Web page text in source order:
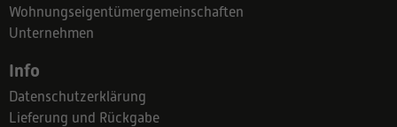
Wohnungseigentümergemeinschaften
Unternehmen
Info
Datenschutzerklärung
Lieferung und Rückgabe